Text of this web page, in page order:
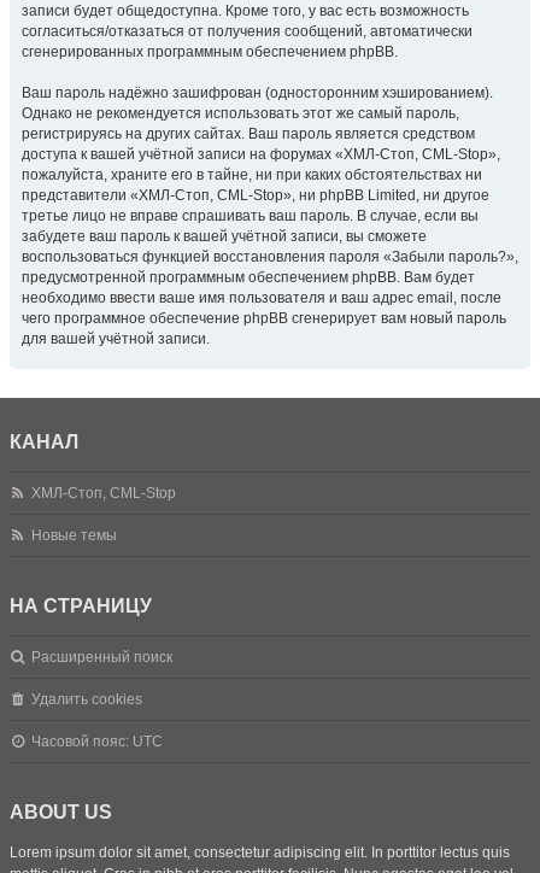
записи будет общедоступна. Кроме того, у вас есть возможность
согласиться/отказаться от получения сообщений, автоматически
сгенерированных программным обеспечением phpBB.
Ваш пароль надёжно зашифрован (односторонним хэшированием).
Однако не рекомендуется использовать этот же самый пароль,
регистрируясь на других сайтах. Ваш пароль является средством
доступа к вашей учётной записи на форумах «ХМЛ-Стоп, CML-Stop»,
пожалуйста, храните его в тайне, ни при каких обстоятельствах ни
представители «ХМЛ-Стоп, CML-Stop», ни phpBB Limited, ни другое
третье лицо не вправе спрашивать ваш пароль. В случае, если вы
забудете ваш пароль к вашей учётной записи, вы сможете
воспользоваться функцией восстановления пароля «Забыли пароль?»,
предусмотренной программным обеспечением phpBB. Вам будет
необходимо ввести ваше имя пользователя и ваш адрес email, после
чего программное обеспечение phpBB сгенерирует вам новый пароль
для вашей учётной записи.
КАНАЛ
ХМЛ-Стоп, CML-Stop
Новые темы
НА СТРАНИЦУ
Расширенный поиск
Удалить cookies
Часовой пояс: UTC
ABOUT US
Lorem ipsum dolor sit amet, consectetur adipiscing elit. In porttitor lectus quis